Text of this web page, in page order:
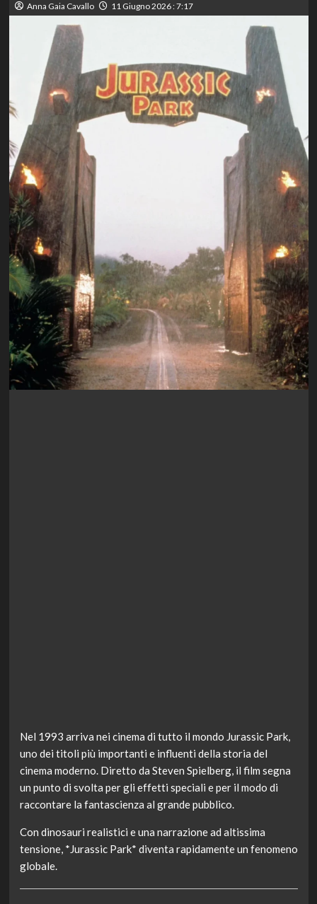
Anna Gaia Cavallo 11 Giugno 2026 : 7:17
Nel 1993 arriva nei cinema di tutto il mondo Jurassic Park,
uno dei titoli più importanti e influenti della storia del
cinema moderno. Diretto da Steven Spielberg, il film segna
un punto di svolta per gli effetti speciali e per il modo di
raccontare la fantascienza al grande pubblico.
Con dinosauri realistici e una narrazione ad altissima
tensione, *Jurassic Park* diventa rapidamente un fenomeno
globale.